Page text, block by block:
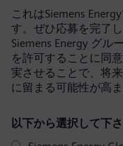
これはSiemens
す。ぜひ応募を完了
Siemens Energy グル
を許可することに同
実させることで、将
に留まる可能性が高ま
以下から選択して下